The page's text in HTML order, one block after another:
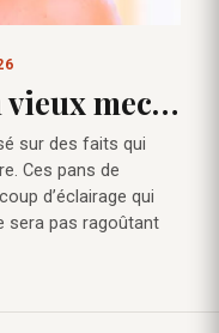
vieux mec…
sur des faits qui
Ces pans de
d’éclairage qui
sera pas ragoûtant